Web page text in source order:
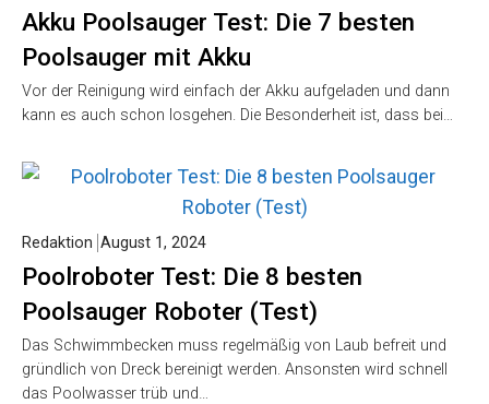
Akku Poolsauger Test: Die 7 besten
Poolsauger mit Akku
Vor der Reinigung wird einfach der Akku aufgeladen und dann
kann es auch schon losgehen. Die Besonderheit ist, dass bei…
Poolroboter Test: Die 8 besten
Poolsauger Roboter (Test)
Redaktion August 1, 2024
Das Schwimmbecken muss regelmäßig von Laub befreit und
gründlich von Dreck bereinigt werden. Ansonsten wird schnell
das Poolwasser trüb und…